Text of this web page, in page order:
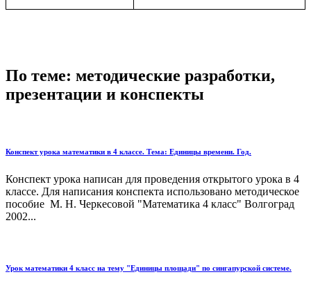
По теме: методические разработки,
презентации и конспекты
Конспект урока математики в 4 классе. Тема: Единицы времени. Год.
Конспект урока написан для проведения открытого урока в 4
классе. Для написания конспекта использовано методическое
пособие М. Н. Черкесовой "Математика 4 класс" Волгоград
2002...
Урок математики 4 класс на тему "Единицы площади" по сингапурской системе.